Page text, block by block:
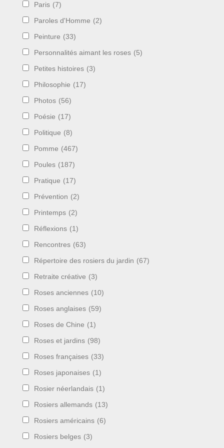
Paris (7)
Paroles d'Homme (2)
Peinture (33)
Personnalités aimant les roses (5)
Petites histoires (3)
Philosophie (17)
Photos (56)
Poésie (17)
Politique (8)
Pomme (467)
Poules (187)
Pratique (17)
Prévention (2)
Printemps (2)
Réflexions (1)
Rencontres (63)
Répertoire des rosiers du jardin (67)
Retraite créative (3)
Roses anciennes (10)
Roses anglaises (59)
Roses de Chine (1)
Roses et jardins (98)
Roses françaises (33)
Roses japonaises (1)
Rosier néerlandais (1)
Rosiers allemands (13)
Rosiers américains (6)
Rosiers belges (3)